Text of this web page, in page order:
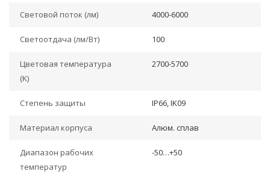
Световой поток (лм) 4000-6000
Светоотдача (лм/Вт) 100
Цветовая температура
(K)
2700-5700
Степень защиты IP66, IK09
Материал корпуса Алюм. сплав
Диапазон рабочих
температур
-50…+50